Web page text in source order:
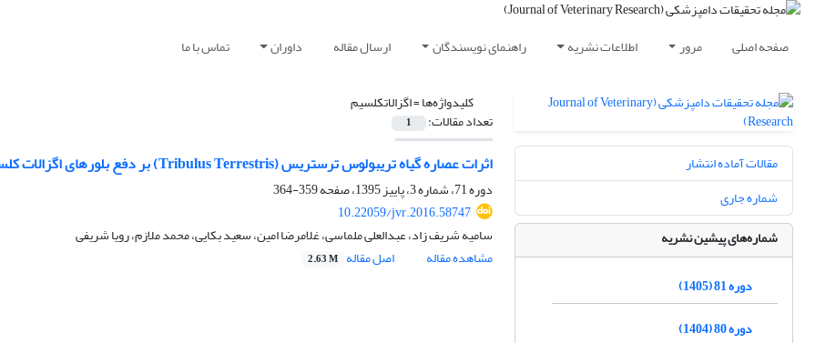
صفحه اصلی مرور اطلاعات نشریه راهنمای نویسندگان ارسال مقاله داوران تماس با ما
کلیدواژه‌ها =اگزالاتکلسیم
تعداد مقالات: 1
اثرات عصاره گیاه تریبولوس ترستریس (Tribulus Terrestris) بر دفع بلورهای اگزالات کلسیم درهایپر اگزالوری گربهها: مطالعه تجربی
دوره 71، شماره 3، پاییز 1395، صفحه
359-364
10.22059/jvr.2016.58747
سامیه شریف زاد، عبدالعلی ملماسی، غلامرضا امین، سعید بکایی، محمد ملازم، رویا شریفی
مشاهده مقاله
اصل مقاله 2.63 M
مقالات آماده انتشار
شماره جاری
شماره‌های پیشین نشریه
دوره 81 (1405)
دوره 80 (1404)